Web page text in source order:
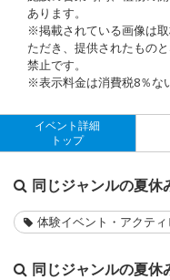
あります。
※掲載されている画像は
ただき、提供されたもの
禁止です。
※表示料金は消費税8％な
イベント詳細
トップ
同じジャンルの夏休
体験イベント・アクティ
同じジャンルの夏休